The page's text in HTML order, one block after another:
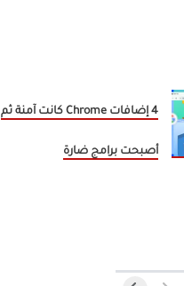
4 إضافات Chrome كانت آمنة ثم
أصبحت برامج ضارة